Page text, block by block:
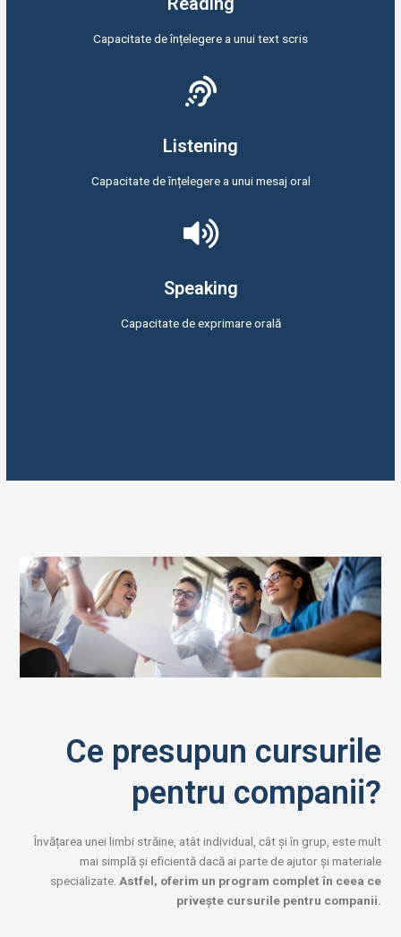
Capacitate de înțelegere a unui text scris
Listening
Capacitate de înțelegere a unui mesaj oral
Speaking
Capacitate de exprimare orală
Ce presupun cursurile
pentru companii?
Învățarea unei limbi străine, atât individual, cât și în grup, este mult
mai simplă și eficientă dacă ai parte de ajutor și materiale
specializate. Astfel, oferim un program complet în ceea ce
privește cursurile pentru companii.